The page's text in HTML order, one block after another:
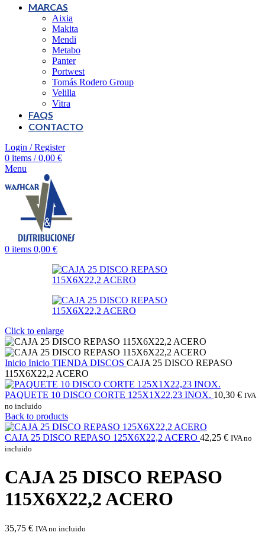
MARCAS
Aixia
Makita
Mendi
Metabo
Panter
Portwest
Tomás Rodero Group
Velilla
Vitra
FAQS
CONTACTO
Login / Register
0 items / 0,00 €
Menu
0 items 0,00 €
Click to enlarge
Inicio Inicio TIENDA DISCOS CAJA 25 DISCO REPASO
115X6X22,2 ACERO
PAQUETE 10 DISCO CORTE 125X1X22,23 INOX. 10,30 € IVA
no incluido
Back to products
CAJA 25 DISCO REPASO 125X6X22,2 ACERO 42,25 € IVA no
incluido
CAJA 25 DISCO REPASO
115X6X22,2 ACERO
35,75 € IVA no incluido